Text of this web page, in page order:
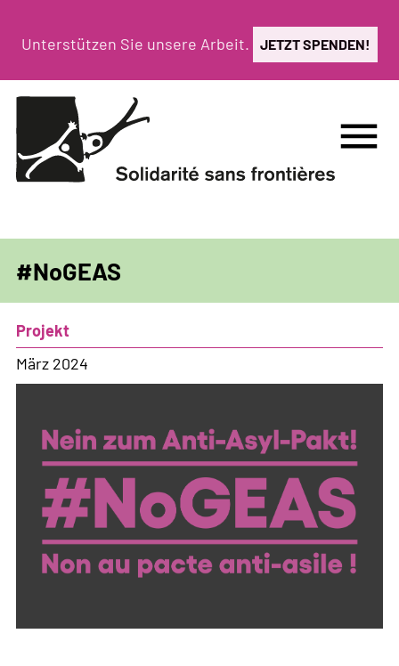
zumUnterstützen Sie unsere Arbeit. JETZT SPENDEN!
menu
#NoGEAS
Projekt
März 2024